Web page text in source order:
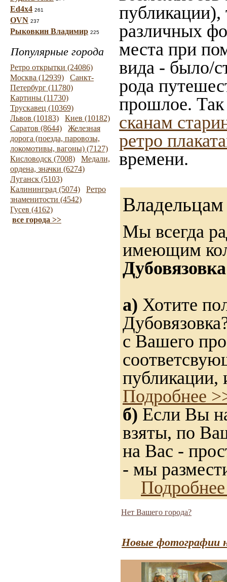
Ed4x4 261
OVN 237
Рыковкин Владимир 225
Популярные города
Ретро открытки (24086)
Москва (12939)
Санкт-
Петербург (11780)
Картины (11730)
Трускавец (10369)
Львов (10183)
Киев (10182)
Саратов (8644)
Железная
дорога (поезда, паровозы,
локомотивы, вагоны) (7127)
Кисловодск (7008)
Медали,
ордена, значки (6274)
Луганск (5103)
Калининград (5074)
Ретро
знаменитости (4542)
Гусев (4162)
все города >>
публикации),
различных
места при
вида - было/
рода
прошлое.
сканам
ретро
времени.
Мы всегда
имеющим
а) Хотите
с Вашего
публикации,
Подробнее
б) Если Вы
взяты, по
на Вас -
- мы
Нет Вашего города?
Новые фотографии